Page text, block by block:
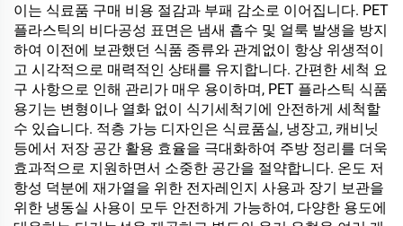
이는 식료품 구매 비용 절감과 부패 감소로 이어집니다. PET
플라스틱의 비다공성 표면은 냄새 흡수 및 얼룩 발생을 방지
하여 이전에 보관했던 식품 종류와 관계없이 항상 위생적이
고 시각적으로 매력적인 상태를 유지합니다. 간편한 세척 요
구 사항으로 인해 관리가 매우 용이하며, PET 플라스틱 식품
용기는 변형이나 열화 없이 식기세척기에 안전하게 세척할
수 있습니다. 적층 가능 디자인은 식료품실, 냉장고, 캐비닛
등에서 저장 공간 활용 효율을 극대화하여 주방 정리를 더욱
효과적으로 지원하면서 소중한 공간을 절약합니다. 온도 저
항성 덕분에 재가열을 위한 전자레인지 사용과 장기 보관을
위한 냉동실 사용이 모두 안전하게 가능하여, 다양한 용도에